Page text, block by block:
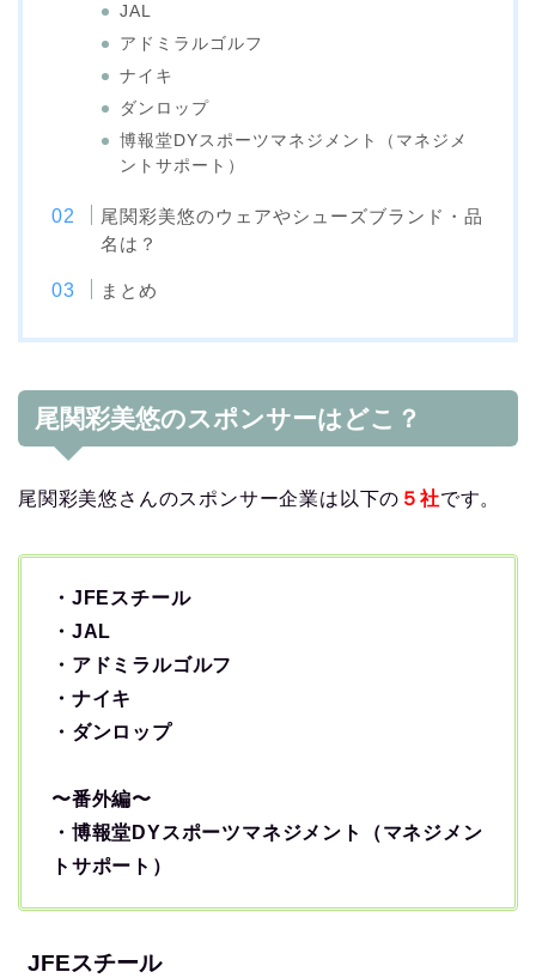
JAL
アドミラルゴルフ
ナイキ
ダンロップ
博報堂DYスポーツマネジメント（マネジメ
ントサポート）
尾関彩美悠のウェアやシューズブランド・品
名は？
まとめ
尾関彩美悠のスポンサーはどこ？
尾関彩美悠さんのスポンサー企業は以下の ５社です。
・JFEスチール
・JAL
・アドミラルゴルフ
・ナイキ
・ダンロップ
〜番外編〜
・博報堂DYスポーツマネジメント（マネジメン
トサポート）
JFEスチール